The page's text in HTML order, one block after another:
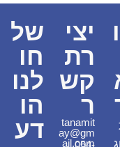
יצי
רת
קש
ר
tanamit
ay@gm
ail.com
054-
של
חו
לנו
הו
דע